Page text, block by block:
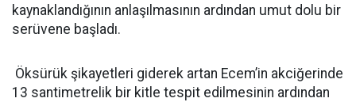
kaynaklandığının anlaşılmasının ardından umut dolu bir
serüvene başladı.
Öksürük şikayetleri giderek artan Ecem’in akciğerinde
13 santimetrelik bir kitle tespit edilmesinin ardından